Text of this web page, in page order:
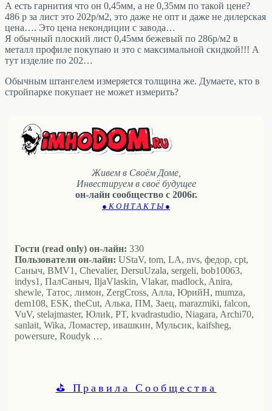
А есть гарнития что он 0,45мм, а не 0,35мм по такой цене?
486 р за лист это 202р/м2, это даже не опт и даже не дилерская
цена…. Это цена некондиции с завода…
Я обычный плоский лист 0,45мм бежевый по 286р/м2 в
металл профиле покупаю и это с максимальной скидкой!!! А
тут изделие по 202…
Обычным штангелем измеряется толщина же. Думаете, кто в
стройпарке покупает не может измерить?
Живем в Своём Доме,
Инвестируем в своё будущее
он-лайн сообщество с 2006г.
● К О Н Т А К Т Ы ●
Гости (read only) он-лайн: 330
Пользователи он-лайн: UStaV, tom, LA, nvs, федор, cpt,
Саныч, BMV1, Chevalier, DersuUzala, sergeli, bob10063,
indys1, ПалСаныч, IljaVlaskin, Vlakar, madlock, Anira,
shewle, Татос, лимон, ZergCross, Алла, ЮрийН, mumza,
dem108, ESK, theCut, Алька, ПМ, Заец, marazmiki, falcon,
VuV, stelajmaster, Юлиk, PT, kvadrastudio, Niagara, Archi70,
sanlait, Wika, Ломастер, ивашкин, Мульсик, kaifsheg,
powersure, Roudyk …
⛳ Правила Сообщества